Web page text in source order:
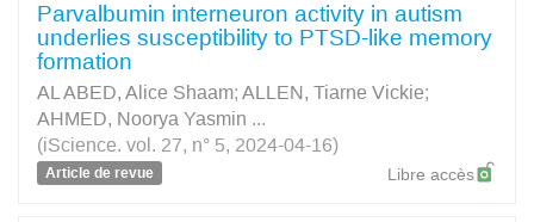
Parvalbumin interneuron activity in autism
underlies susceptibility to PTSD-like memory
formation
AL ABED, Alice Shaam; ALLEN, Tiarne Vickie;
AHMED, Noorya Yasmin ...
(iScience. vol. 27, n° 5, 2024-04-16)
Article de revue Libre accès